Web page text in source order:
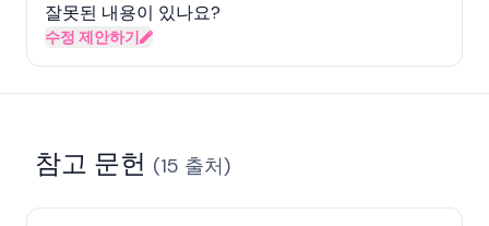
잘못된 내용이 있나요?
수정 제안하기
참고 문헌 (15 출처)